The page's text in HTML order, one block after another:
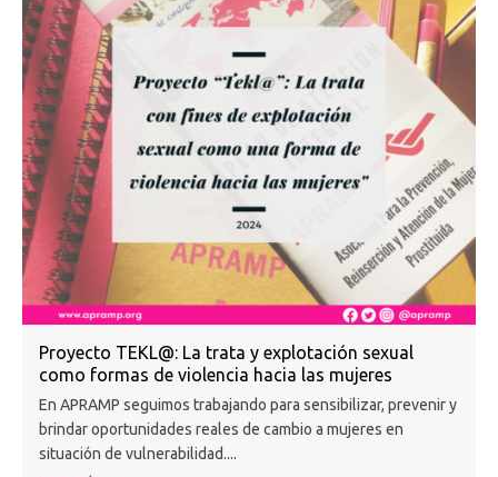
Proyecto TEKL@: La trata y explotación sexual
como formas de violencia hacia las mujeres
En APRAMP seguimos trabajando para sensibilizar, prevenir y
brindar oportunidades reales de cambio a mujeres en
situación de vulnerabilidad....